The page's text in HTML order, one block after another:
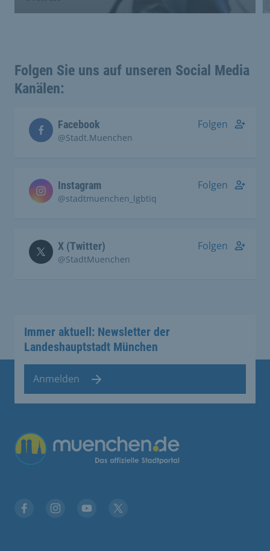
Folgen Sie uns auf unseren Social Media
Kanälen:
Facebook
@Stadt.Muenchen
Folgen
Instagram
@stadtmuenchen_lgbtiq
Folgen
X (Twitter)
@StadtMuenchen
Folgen
Immer aktuell: Newsletter der
Landeshauptstadt München
Anmelden
Übergreifende Links